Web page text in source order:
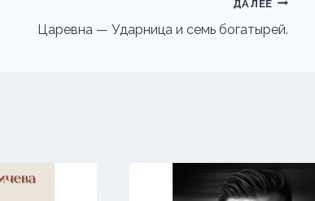
ДАЛЕЕ
Царевна — Ударница и семь богатырей.